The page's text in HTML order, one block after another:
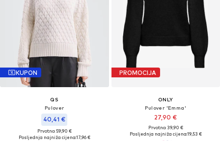
KUPON
QS
Pulover
40,41 €
Prvotno: 59,90 €
Posljednja najniža cijena:17,96 €
PROMOCIJA
ONLY
Pulover 'Emma'
27,90 €
Prvotno: 39,90 €
Posljednja najniža cijena:19,53 €